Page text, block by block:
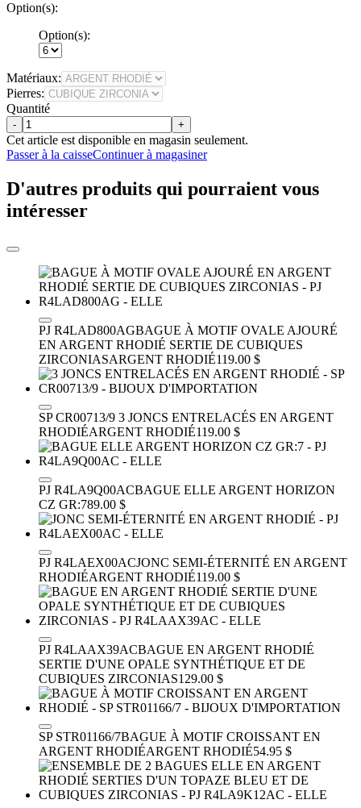
Option(s):
Option(s):
Matériaux:
Pierres:
Quantité
- +
Cet article est disponible en magasin seulement.
Passer à la caisseContinuer à magasiner
D'autres produits qui pourraient vous
intéresser
PJ R4LAD800AGBAGUE À MOTIF OVALE AJOURÉ
EN ARGENT RHODIÉ SERTIE DE CUBIQUES
ZIRCONIASARGENT RHODIÉ119.00 $
SP CR00713/9 3 JONCS ENTRELACÉS EN ARGENT
RHODIÉARGENT RHODIÉ119.00 $
PJ R4LA9Q00ACBAGUE ELLE ARGENT HORIZON
CZ GR:789.00 $
PJ R4LAEX00ACJONC SEMI-ÉTERNITÉ EN ARGENT
RHODIÉARGENT RHODIÉ119.00 $
PJ R4LAAX39ACBAGUE EN ARGENT RHODIÉ
SERTIE D'UNE OPALE SYNTHÉTIQUE ET DE
CUBIQUES ZIRCONIAS129.00 $
SP STR01166/7BAGUE À MOTIF CROISSANT EN
ARGENT RHODIÉARGENT RHODIÉ54.95 $